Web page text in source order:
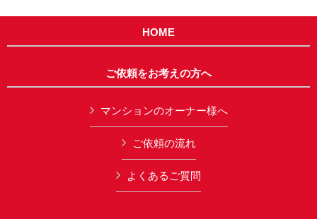
HOME
ご依頼をお考えの方へ
マンションのオーナー様へ
ご依頼の流れ
よくあるご質問